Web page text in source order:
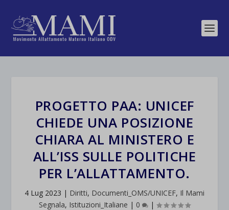
PROGETTO PAA: UNICEF
CHIEDE UNA POSIZIONE
CHIARA AL MINISTERO E
ALL’ISS SULLE POLITICHE
PER L’ALLATTAMENTO.
4 Lug 2023 | Diritti, Documenti_OMS/UNICEF, Il Mami
Segnala, Istituzioni_Italiane | 0 |